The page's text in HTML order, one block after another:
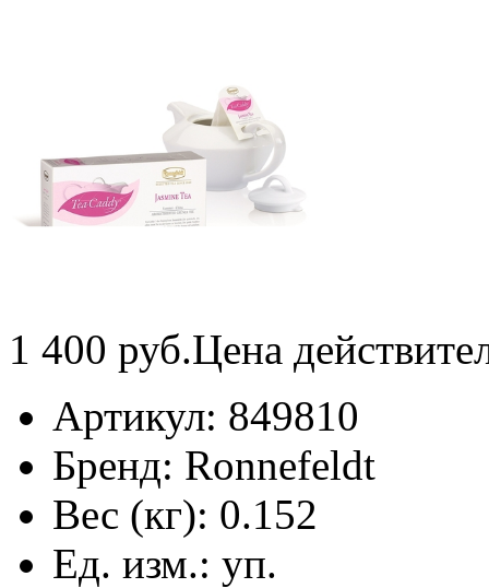
1 400 руб.Цена
Артикул: 849810
Бренд: Ronnefeldt
Вес (кг): 0.152
Ед. изм.: уп.